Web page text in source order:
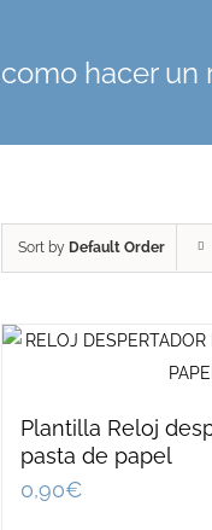
como hacer un
Sort by Default Order
Plantilla Reloj
pasta de papel
0,90€